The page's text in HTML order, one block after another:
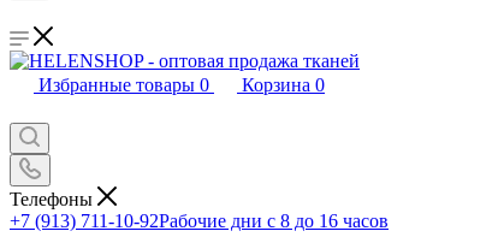
Избранные товары 0 Корзина 0
Телефоны
+7 (913) 711-10-92Рабочие дни с 8 до 16 часов